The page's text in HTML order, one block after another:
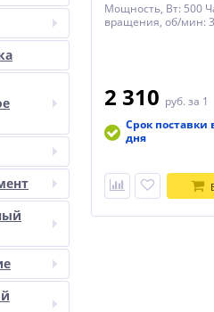
Мощность, Вт: 500
вращения, об/мин:
2 310 руб. за 1
Срок поставки
дня